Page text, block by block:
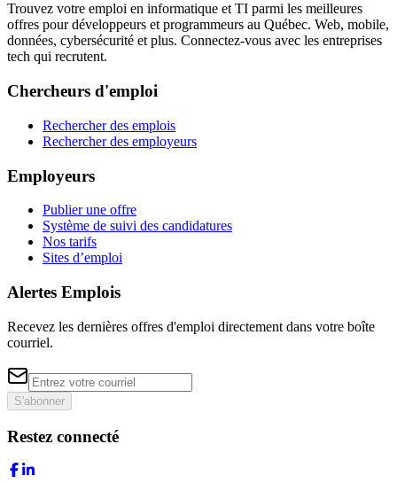
Trouvez votre emploi en informatique et TI parmi les meilleures
offres pour développeurs et programmeurs au Québec. Web, mobile,
données, cybersécurité et plus. Connectez-vous avec les entreprises
tech qui recrutent.
Chercheurs d'emploi
Rechercher des emplois
Rechercher des employeurs
Employeurs
Publier une offre
Système de suivi des candidatures
Nos tarifs
Sites d’emploi
Alertes Emplois
Recevez les dernières offres d'emploi directement dans votre boîte
courriel.
S'abonner
Restez connecté